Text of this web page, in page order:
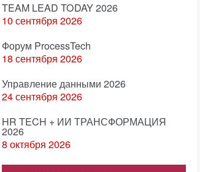
TEAM LEAD TODAY 2026
10 сентября 2026
Форум ProcessTech
18 сентября 2026
Управление данными 2026
24 сентября 2026
HR TECH + ИИ ТРАНСФОРМАЦИЯ
2026
8 октября 2026